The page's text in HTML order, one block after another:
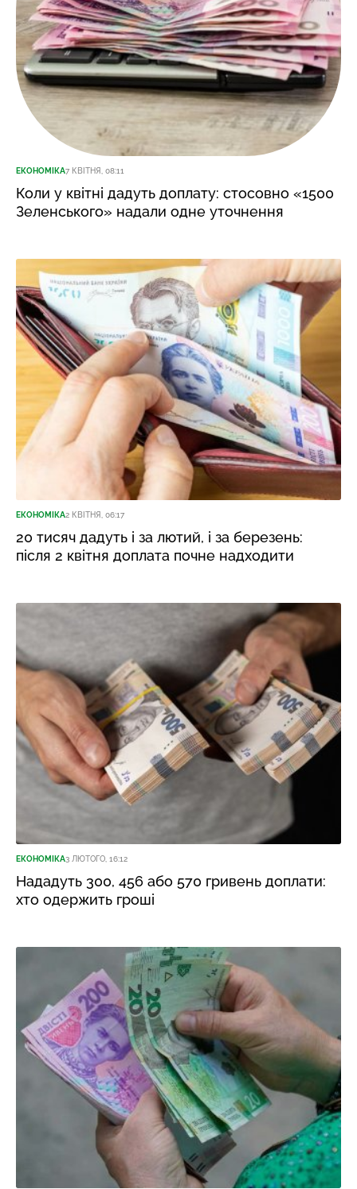
ЕКОНОМІКА7 КВІТНЯ, 08:11
Коли у квітні дадуть доплату: стосовно «1500
Зеленського» надали одне уточнення
ЕКОНОМІКА2 КВІТНЯ, 06:17
20 тисяч дадуть і за лютий, і за березень:
після 2 квітня доплата почне надходити
ЕКОНОМІКА3 ЛЮТОГО, 16:12
Нададуть 300, 456 або 570 гривень доплати:
хто одержить гроші